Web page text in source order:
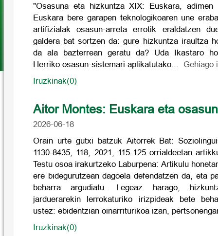
"Osasuna eta hizkuntza XIX: Euskara, adimen
Euskara bere garapen teknologikoaren une
artifizialak osasun-arreta errotik eraldatzen
galdera bat sortzen da: gure hizkuntza iraultza
da ala bazterrean geratu da? Uda Ikastaro
Herriko osasun-sistemari aplikatutako... Gehiago
Iruzkinak(0)
Aitor Montes: Euskara eta
2026-06-18
Orain urte gutxi batzuk Aitorrek Bat:
1130-8435, 118, 2021, 115-125 orrialdeetan
Testu osoa irakurtzeko Laburpena: Artikulu
ere bidegurutzean dagoela defendatzen da, eta
beharra argudiatu. Legeaz harago,
jarduerarekin lerrokaturiko irizpideak bete
ustez: ebidentzian oinarriturikoa izan,
Iruzkinak(0)